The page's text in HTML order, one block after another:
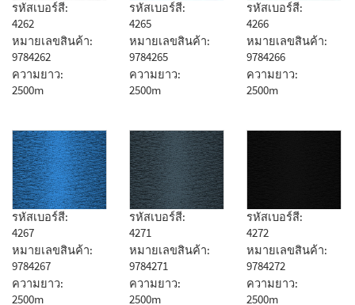
รหัสเบอร์สี:
4262
หมายเลขสินค้า:
9784262
ความยาว:
2500m
รหัสเบอร์สี:
4265
หมายเลขสินค้า:
9784265
ความยาว:
2500m
รหัสเบอร์สี:
4266
หมายเลขสินค้า:
9784266
ความยาว:
2500m
รหัสเบอร์สี:
4267
หมายเลขสินค้า:
9784267
ความยาว:
2500m
รหัสเบอร์สี:
4271
หมายเลขสินค้า:
9784271
ความยาว:
2500m
รหัสเบอร์สี:
4272
หมายเลขสินค้า:
9784272
ความยาว:
2500m